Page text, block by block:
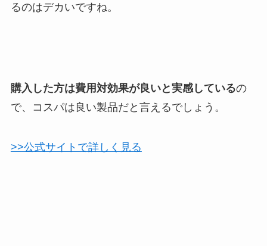
るのはデカいですね。
購入した方は費用対効果が良いと実感しているの
で、コスパは良い製品だと言えるでしょう。
>>公式サイトで詳しく見る